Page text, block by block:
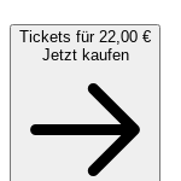
Tickets für 22,00 €
Jetzt kaufen